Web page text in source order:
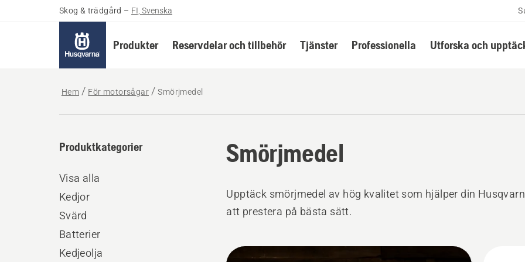
Skog & trädgård – FI, Svenska
Produkter Reservdelar och tillbehör Tjänster Professionella Utforska och
Hem För motorsågar Smörjmedel
Smörjmedel
Produktkategorier
Visa alla
Kedjor
Svärd
Batterier
Kedjeolja
Upptäck smörjmedel av hög kvalitet som hjälper din
att prestera på bästa sätt.
Alla